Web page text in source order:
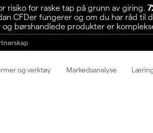
risiko for raske tap på grunn av giring.
CFDer fungerer og om du har råd til
børshandlede produkter er
og verktøy Markedsanalyse